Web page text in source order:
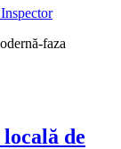
faza
de